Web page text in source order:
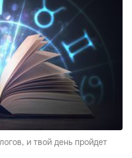
и твой день пройдет